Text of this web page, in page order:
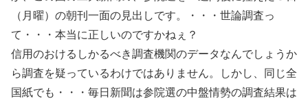
（月曜）の朝刊一面の見出しです。・・・世論調査っ
て・・・本当に正しいのですかねぇ？
信用のおけるしかるべき調査機関のデータなんでしょうか
ら調査を疑っているわけではありません。しかし、同じ全
国紙でも・・・毎日新聞は参院選の中盤情勢の調査結果は